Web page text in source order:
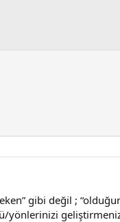
gibi değil ;
yönlerinizi